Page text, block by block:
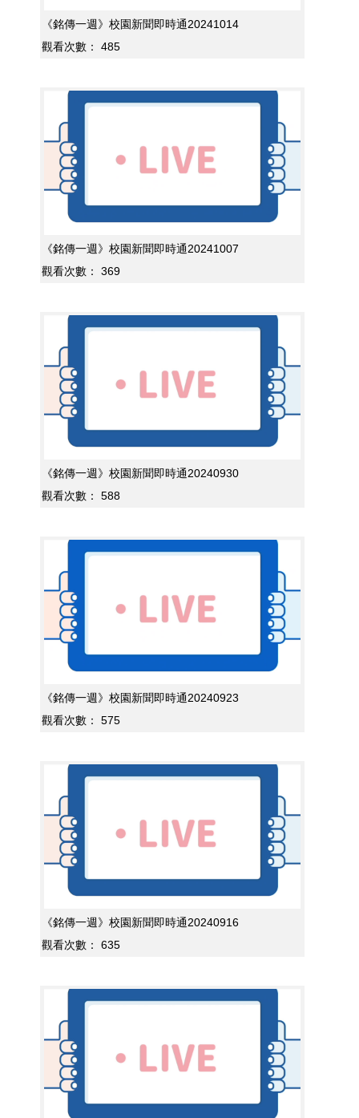
《銘傳一週》校園新聞即時通20241014
觀看次數：
485
《銘傳一週》校園新聞即時通20241007
觀看次數：
369
《銘傳一週》校園新聞即時通20240930
觀看次數：
588
《銘傳一週》校園新聞即時通20240923
觀看次數：
575
《銘傳一週》校園新聞即時通20240916
觀看次數：
635